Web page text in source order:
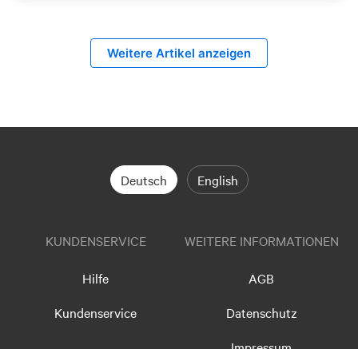
Weitere Artikel anzeigen
Deutsch English
KUNDENSERVICE
Hilfe
Kundenservice
WEITERE INFORMATIONEN
AGB
Datenschutz